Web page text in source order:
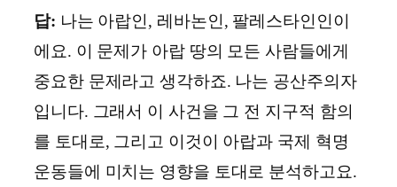
답: 나는 아랍인, 레바논인, 팔레스타인인이
에요. 이 문제가 아랍 땅의 모든 사람들에게
중요한 문제라고 생각하죠. 나는 공산주의자
입니다. 그래서 이 사건을 그 전 지구적 함의
를 토대로, 그리고 이것이 아랍과 국제 혁명
운동들에 미치는 영향을 토대로 분석하고요.